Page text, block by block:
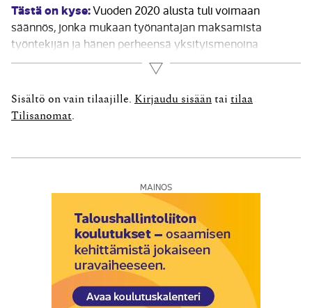
Tästä on kyse:Vuoden 2020 alusta tuli voimaan
säännös, jonka mukaan työnantajan maksamista
työntekijän ja hänen perheensä yksityismenoina
pidettävistä muutto- ja matkustamiskustannuksista
vain puolet on työntekijän veronalaista ansiotuloa. Tämä
veronhuojennus säädettiin lisäämällä tuloverolakiin uusi
69 c pykälä. Säännöstä sovelletaan, mikäli muuton
Lue lisää
Sisältö on vain tilaajille. Kirjaudu sisään tai tilaa
Tilisanomat
MAINOS